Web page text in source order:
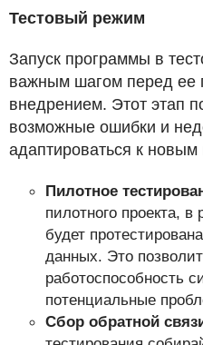
Тестовый режим
Запуск программы в
важным шагом перед ее
внедрением. Этот этап
возможные ошибки и
адаптироваться к новым
Пилотное
пилотного проекта, в
будет
данных. Это
работоспособность
потенциальные
Сбор обратной